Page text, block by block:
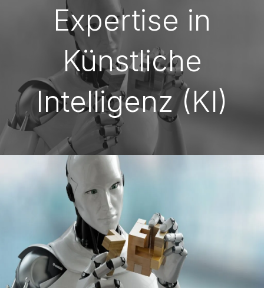
WIE FUNKTIONIERT ES?
LIECHTENSTEIN
DE
STARTEN SIE JETZT
Expertise in
Künstliche
Intelligenz (KI)